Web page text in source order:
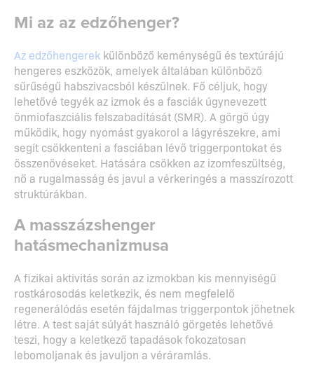
Mi az az edzőhenger?
Az edzőhengerek különböző keménységű és textúrájú
hengeres eszközök, amelyek általában különböző
sűrűségű habszivacsból készülnek. Fő céljuk, hogy
lehetővé tegyék az izmok és a fasciák úgynevezett
önmiofaszciális felszabadítását (SMR). A görgő úgy
működik, hogy nyomást gyakorol a lágyrészekre, ami
segít csökkenteni a fasciában lévő triggerpontokat és
összenövéseket. Hatására csökken az izomfeszültség,
nő a rugalmasság és javul a vérkeringés a masszírozott
struktúrákban.
A masszázshenger
hatásmechanizmusa
A fizikai aktivitás során az izmokban kis mennyiségű
rostkárosodás keletkezik, és nem megfelelő
regenerálódás esetén fájdalmas triggerpontok jöhetnek
létre. A test saját súlyát használó görgetés lehetővé
teszi, hogy a keletkező tapadások fokozatosan
lebomoljanak és javuljon a véráramlás.